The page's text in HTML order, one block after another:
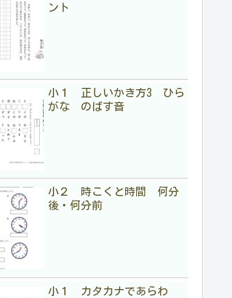
ント
小１ 正しいかき方3 ひら
がな のばす音
小２ 時こくと時間 何分
後・何分前
小１ カタカナであらわ